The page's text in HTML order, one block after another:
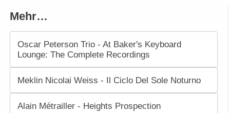
Mehr…
Oscar Peterson Trio - At Baker's Keyboard
Lounge: The Complete Recordings
Meklin Nicolai Weiss - Il Ciclo Del Sole Noturno
Alain Métrailler - Heights Prospection